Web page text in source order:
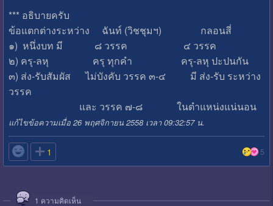
*** อธิบายครับ
ข้อแตกต่างระหว่าง ฉันท์ (วิชชุมฯ) กลอนสี่
๑) หนึ่งบท มี ๘ วรรค ๔ วรรค
๒) ครุ-ลหุ ครุ ทุกคำ ครุ-ลหุ ปะปนกัน
๓) ส่ง-รับสัมผัส ไม่บังคับ วรรค ๓-๔ มี ส่ง-รับ ระหว่าง
วรรค
และ วรรค ๗-๘ ในตำแหน่งแน่นอน
แก้ไขข้อความเมื่อ 26 พฤศจิกายน 2558 เวลา 09:32:57 น.
 1 5
1 ความคิดเห็น